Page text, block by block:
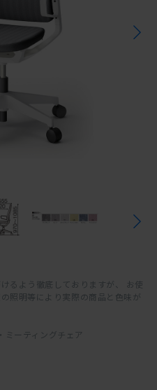
るよう徹底しておりますが、 お使
照明等により実際の商品と色味が
ミーティングチェア